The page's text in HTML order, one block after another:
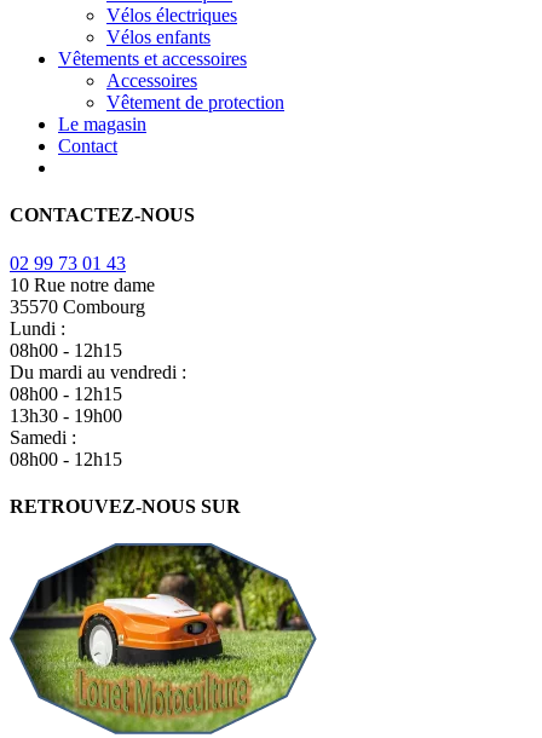
Vélos électriques
Vélos enfants
Vêtements et accessoires
Accessoires
Vêtement de protection
Le magasin
Contact
CONTACTEZ-NOUS
02 99 73 01 43
10 Rue notre dame
35570 Combourg
Lundi :
08h00 - 12h15
Du mardi au vendredi :
08h00 - 12h15
13h30 - 19h00
Samedi :
08h00 - 12h15
RETROUVEZ-NOUS SUR